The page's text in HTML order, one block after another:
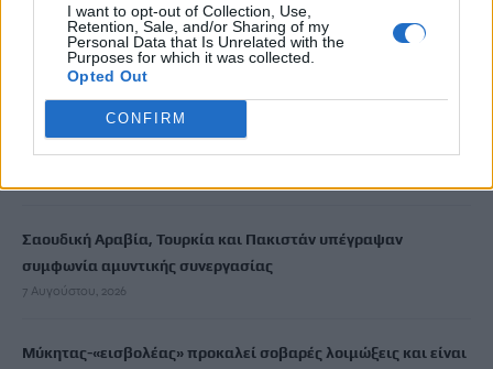
I want to opt-out of Collection, Use,
Retention, Sale, and/or Sharing of my
Personal Data that Is Unrelated with the
Purposes for which it was collected.
Opted Out
CONFIRM
Επτά στα 10 κτήρια κρίθηκαν μη κατοικήσιμα ή επικίνδυνα
μετά τις αυτοψίες στη Δυτ. Αττική
7 Αυγούστου, 2026
Στον «πάγο» η μελέτη πυροπροστασίας του Φοινικόδασους
του Πρέβελη
Σαουδική Αραβία, Τουρκία και Πακιστάν υπέγραψαν
συμφωνία αμυντικής συνεργασίας
7 Αυγούστου, 2026
Μύκητας-«εισβολέας» προκαλεί σοβαρές λοιμώξεις και είναι